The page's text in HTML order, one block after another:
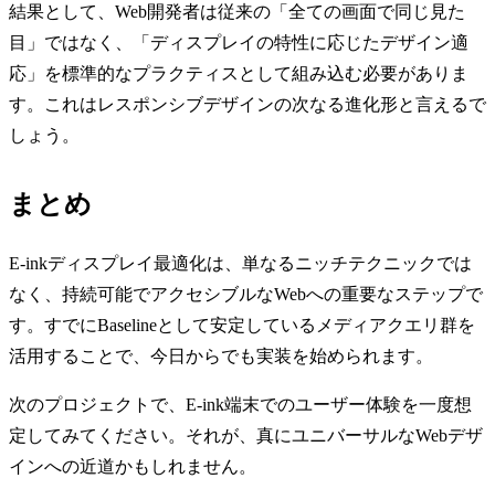
結果として、Web開発者は従来の「全ての画面で同じ見た
目」ではなく、「ディスプレイの特性に応じたデザイン適
応」を標準的なプラクティスとして組み込む必要がありま
す。これはレスポンシブデザインの次なる進化形と言えるで
しょう。
まとめ
E-inkディスプレイ最適化は、単なるニッチテクニックでは
なく、持続可能でアクセシブルなWebへの重要なステップで
す。すでにBaselineとして安定しているメディアクエリ群を
活用することで、今日からでも実装を始められます。
次のプロジェクトで、E-ink端末でのユーザー体験を一度想
定してみてください。それが、真にユニバーサルなWebデザ
インへの近道かもしれません。